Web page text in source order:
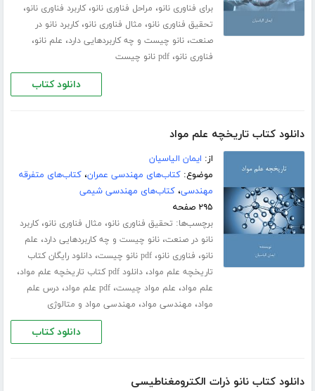
برای فناوری نانو، مراحل فناوری نانو،کاربرد فناوری نانو،
تحقیق فناوری نانو، مثال فناوری نانو،کاربرد نانو در
صنعت،نانو چیست و چه کاربردهایی دارد، علم نانو،
فناوری نانو،pdf نانو چیست
دانلود کتاب
دانلود کتاب تاریخچه علم مواد
از: ایمان الیاسیان
موضوع:کتاب‌های مهندسی عمران،کتاب‌های متفرقه
مهندسی،کتاب‌های مهندسی شیمی
۲۹۵ صفحه
برچسب‌ها: تحقیق فناوری نانو، مثال فناوری نانو،کاربرد
نانو در صنعت،نانو چیست و چه کاربردهایی دارد، علم
نانو، فناوری نانو،pdf نانو چیست ،دانلود رایگان کتاب
تاریخچه علم مواد،دانلود pdf کتاب تاریخچه علم مواد ،
علم مواد، علم مواد چیست،pdf علم مواد ،درس علم
مواد، مهندسی مواد، مهندسی مواد و متالوژی
دانلود کتاب
دانلود کتاب نانو ذرات الکترومغناطیسی